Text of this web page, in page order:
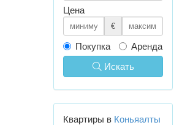
Цена
€
Покупка
Аренда
Искать
Квартиры в Коньяалты